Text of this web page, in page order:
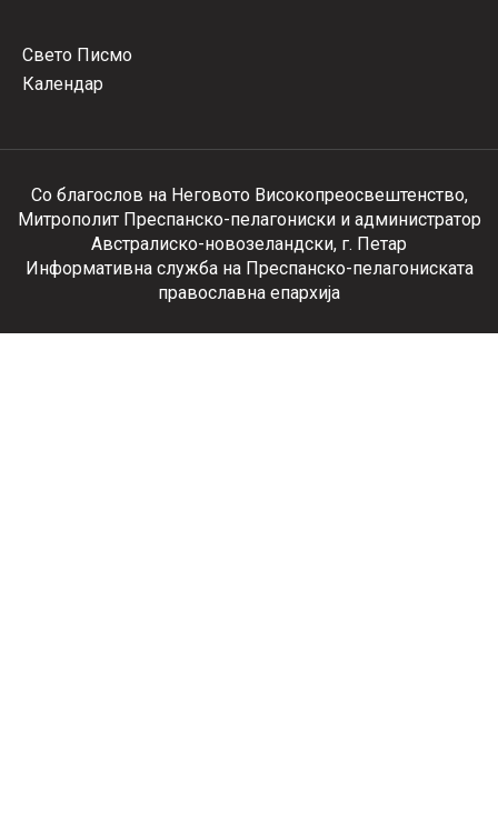
Свето Писмо
Календар
Со благослов на Неговото Високопреосвештенство,
Митрополит Преспанско-пелагониски и администратор
Австралиско-новозеландски, г. Петар
Информативна служба на Преспанско-пелагониската
православна епархија